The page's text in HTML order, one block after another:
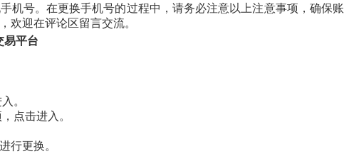
机号。在更换手机号的过程中，请务必注意以上注意事项，确保账
欢迎在评论区留言交流。
易平台
。
点击进入。
行更换。